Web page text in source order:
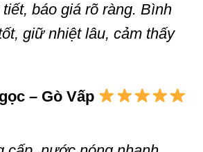
báo giá rõ ràng. Bình
giữ nhiệt lâu, cảm thấy
– Gò Vấp